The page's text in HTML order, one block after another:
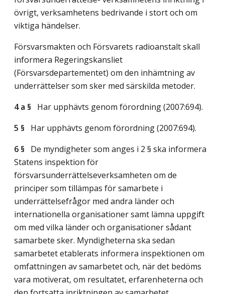
övrigt, verksamhetens bedrivande i stort och om
viktiga händelser.
Försvarsmakten och Försvarets radioanstalt skall
informera Regeringskansliet
(Försvarsdepartementet) om den inhämtning av
underrättelser som sker med särskilda metoder.
4 a § Har upphävts genom förordning (2007:694).
5 § Har upphävts genom förordning (2007:694).
6 § De myndigheter som anges i 2 § ska informera
Statens inspektion för
försvarsunderrättelseverksamheten om de
principer som tillämpas för samarbete i
underrättelsefrågor med andra länder och
internationella organisationer samt lämna uppgift
om med vilka länder och organisationer sådant
samarbete sker. Myndigheterna ska sedan
samarbetet etablerats informera inspektionen om
omfattningen av samarbetet och, när det bedöms
vara motiverat, om resultatet, erfarenheterna och